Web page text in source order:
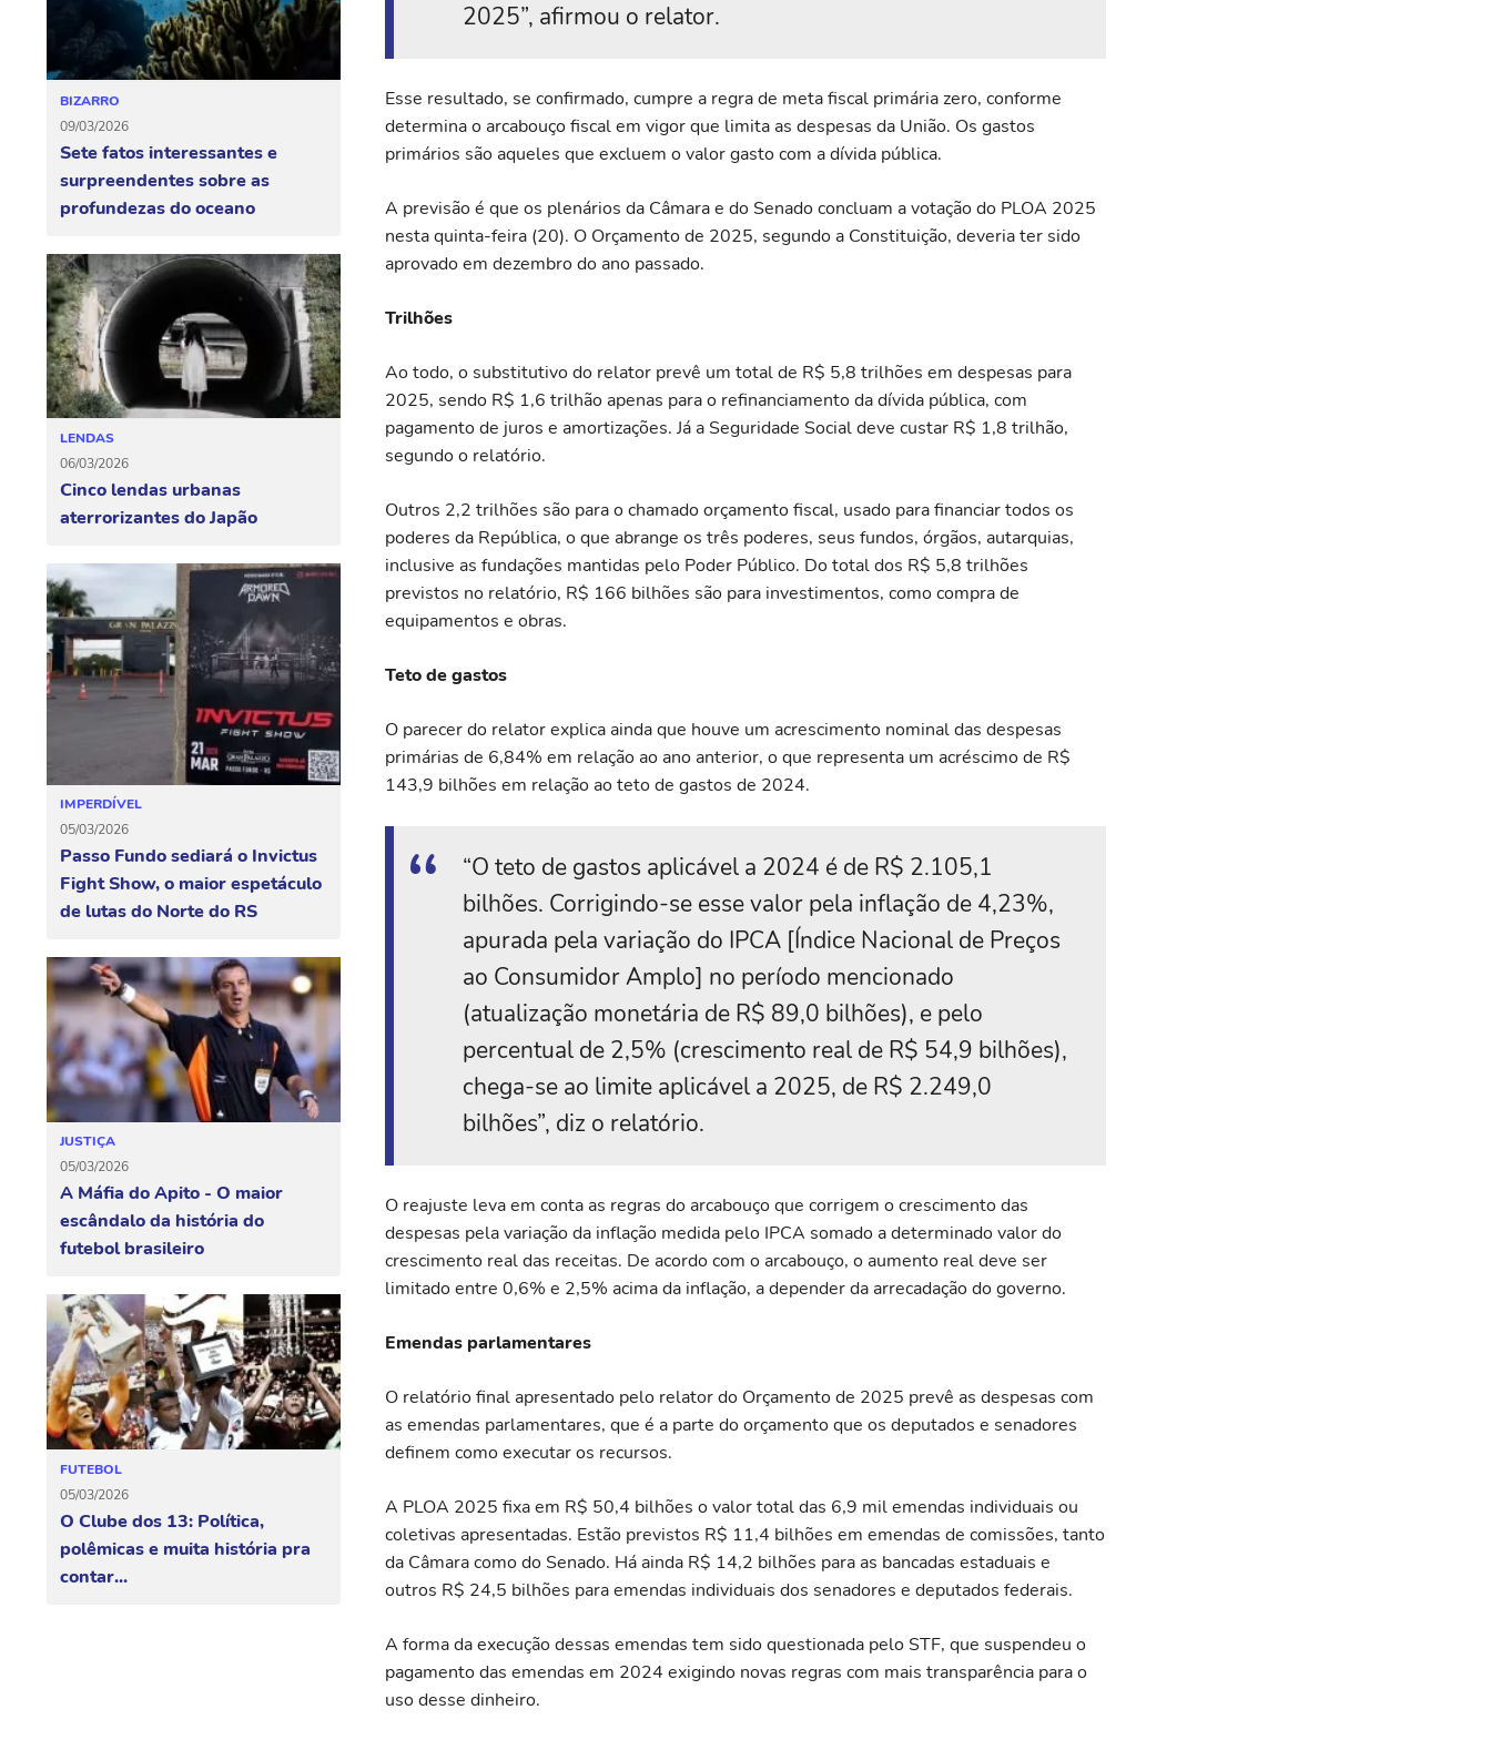
BIZARRO
09/03/2026
Sete fatos interessantes e
surpreendentes sobre as
profundezas do oceano
LENDAS
06/03/2026
Cinco lendas urbanas
aterrorizantes do Japão
IMPERDÍVEL
05/03/2026
Passo Fundo sediará o Invictus
Fight Show, o maior espetáculo
de lutas do Norte do RS
JUSTIÇA
05/03/2026
A Máfia do Apito - O maior
escândalo da história do
futebol brasileiro
FUTEBOL
05/03/2026
O Clube dos 13: Política,
polêmicas e muita história pra
contar...
2025”, afirmou o relator.
Esse resultado, se confirmado, cumpre a regra de meta fiscal primária zero, conforme
determina o arcabouço fiscal em vigor que limita as despesas da União. Os gastos
primários são aqueles que excluem o valor gasto com a dívida pública.
A previsão é que os plenários da Câmara e do Senado concluam a votação do PLOA 2025
nesta quinta-feira (20). O Orçamento de 2025, segundo a Constituição, deveria ter sido
aprovado em dezembro do ano passado.
Trilhões
Ao todo, o substitutivo do relator prevê um total de R$ 5,8 trilhões em despesas para
2025, sendo R$ 1,6 trilhão apenas para o refinanciamento da dívida pública, com
pagamento de juros e amortizações. Já a Seguridade Social deve custar R$ 1,8 trilhão,
segundo o relatório.
Outros 2,2 trilhões são para o chamado orçamento fiscal, usado para financiar todos os
poderes da República, o que abrange os três poderes, seus fundos, órgãos, autarquias,
inclusive as fundações mantidas pelo Poder Público. Do total dos R$ 5,8 trilhões
previstos no relatório, R$ 166 bilhões são para investimentos, como compra de
equipamentos e obras.
Teto de gastos
O parecer do relator explica ainda que houve um acrescimento nominal das despesas
primárias de 6,84% em relação ao ano anterior, o que representa um acréscimo de R$
143,9 bilhões em relação ao teto de gastos de 2024.
“O teto de gastos aplicável a 2024 é de R$ 2.105,1
bilhões. Corrigindo-se esse valor pela inflação de 4,23%,
apurada pela variação do IPCA [Índice Nacional de Preços
ao Consumidor Amplo] no período mencionado
(atualização monetária de R$ 89,0 bilhões), e pelo
percentual de 2,5% (crescimento real de R$ 54,9 bilhões),
chega-se ao limite aplicável a 2025, de R$ 2.249,0
bilhões”, diz o relatório.
O reajuste leva em conta as regras do arcabouço que corrigem o crescimento das
despesas pela variação da inflação medida pelo IPCA somado a determinado valor do
crescimento real das receitas. De acordo com o arcabouço, o aumento real deve ser
limitado entre 0,6% e 2,5% acima da inflação, a depender da arrecadação do governo.
Emendas parlamentares
O relatório final apresentado pelo relator do Orçamento de 2025 prevê as despesas com
as emendas parlamentares, que é a parte do orçamento que os deputados e senadores
definem como executar os recursos.
A PLOA 2025 fixa em R$ 50,4 bilhões o valor total das 6,9 mil emendas individuais ou
coletivas apresentadas. Estão previstos R$ 11,4 bilhões em emendas de comissões, tanto
da Câmara como do Senado. Há ainda R$ 14,2 bilhões para as bancadas estaduais e
outros R$ 24,5 bilhões para emendas individuais dos senadores e deputados federais.
A forma da execução dessas emendas tem sido questionada pelo STF, que suspendeu o
pagamento das emendas em 2024 exigindo novas regras com mais transparência para o
uso desse dinheiro.